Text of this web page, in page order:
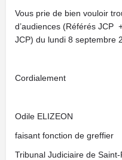
Vous prie de bien vouloir
d’audiences (Référés
JCP) du lundi 8 septembre
Cordialement
Odile ELIZEON
faisant fonction de greffier
Tribunal Judiciaire de